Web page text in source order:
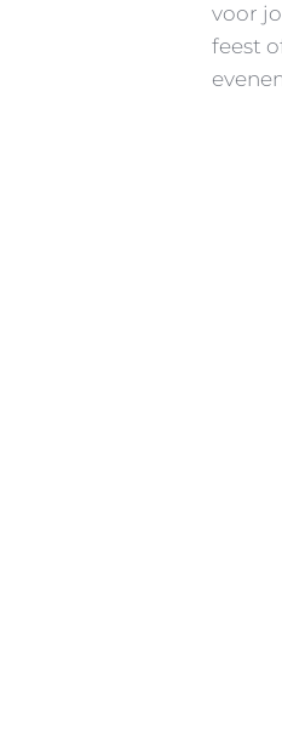
voor
feest